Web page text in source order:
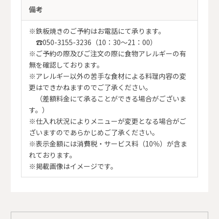
備考
※鉄板焼きのご予約はお電話にて承ります。
☎050-3155-3236（10：30～21：00）
※ご予約の際及びご注文の際に食物アレルギーの有
無を確認しております。
※アレルギー以外の苦手な食材による料理内容の変
更はできかねますのでご了承ください。
（差額料金にて承ることができる場合がございま
す。）
※仕入れ状況によりメニューが変更となる場合がご
ざいますのであらかじめご了承ください。
※表示金額には消費税・サービス料（10％）が含ま
れております。
※掲載画像はイメージです。